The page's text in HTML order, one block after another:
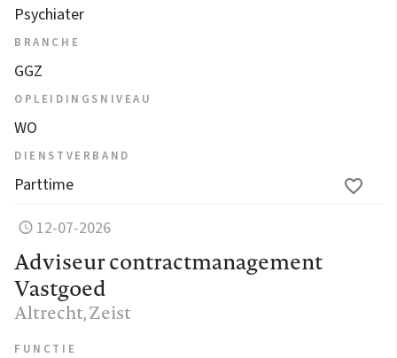
Psychiater
BRANCHE
GGZ
OPLEIDINGSNIVEAU
WO
DIENSTVERBAND
Parttime
12-07-2026
Adviseur contractmanagement
Vastgoed
Altrecht, Zeist
FUNCTIE